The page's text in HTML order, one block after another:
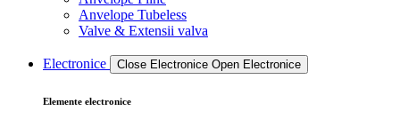
Anvelope Tubeless
Valve & Extensii valva
Electronice Close Electronice Open Electronice
Elemente electronice